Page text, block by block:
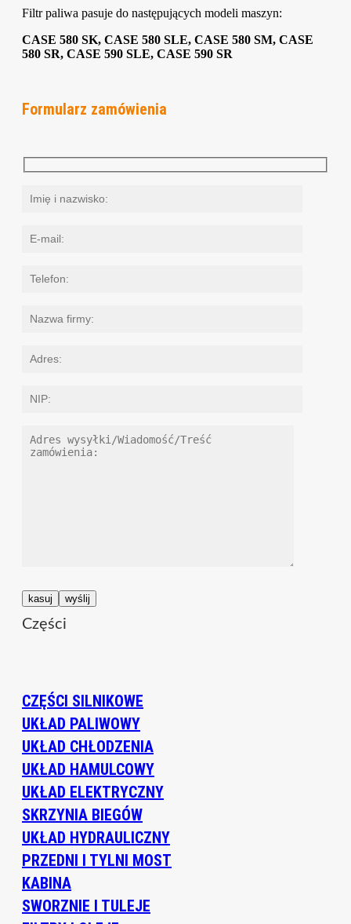
Filtr paliwa pasuje do następujących modeli maszyn:
CASE 580 SK, CASE 580 SLE, CASE 580 SM, CASE
580 SR, CASE 590 SLE, CASE 590 SR
Formularz zamówienia
Części
CZĘŚCI SILNIKOWE
UKŁAD PALIWOWY
UKŁAD CHŁODZENIA
UKŁAD HAMULCOWY
UKŁAD ELEKTRYCZNY
SKRZYNIA BIEGÓW
UKŁAD HYDRAULICZNY
PRZEDNI I TYLNI MOST
KABINA
SWORZNIE I TULEJE